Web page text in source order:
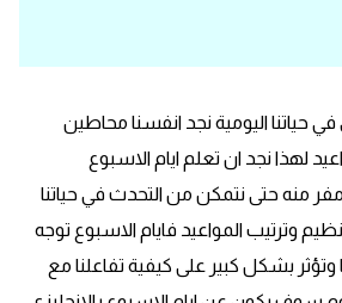
في حياتنا اليومية نجد انفسنا محاطين
لهذا نجد ان تعلم ايام الاسبوع
مفر منه حتى نتمكن من التحدث في حياتنا
وترتيب المواعيد فايام الاسبوع توجه
وتؤثر بشكل كبير على كيفية تفاعلنا مع